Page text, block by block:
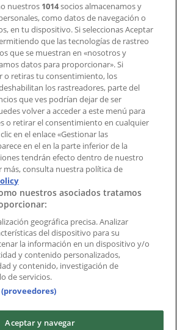
y de marketing
en el mapa
problema en la web o en la
Tiendeo
nuestros 1014socios almacenamos y
como datos de navegación o
en tu dispositivo. Si seleccionas Aceptar
que las tecnologías de rastreo
que se muestran en «nosotros y
datos para proporcionar». Si
o retiras tu consentimiento, los
los rastreadores, parte del
que ves podrían dejar de ser
volver a acceder a este menú para
o retirar el consentimiento en cualquier
en el enlace «Gestionar las
en el en la parte inferior de la
tendrán efecto dentro de nuestro
más, consulta nuestra política de
nuestros asociados tratamos
geográfica precisa. Analizar
del dispositivo para su
la información en un dispositivo y/o
y contenido personalizados,
y contenido, investigación de
de servicios.
Aceptar y navegar